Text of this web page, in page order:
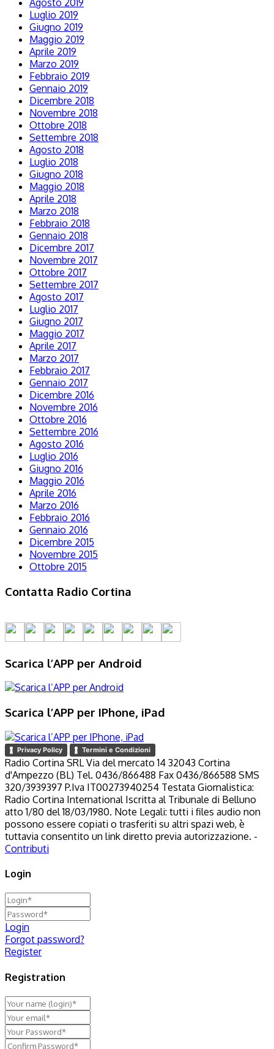
Agosto 2019
Luglio 2019
Giugno 2019
Maggio 2019
Aprile 2019
Marzo 2019
Febbraio 2019
Gennaio 2019
Dicembre 2018
Novembre 2018
Ottobre 2018
Settembre 2018
Agosto 2018
Luglio 2018
Giugno 2018
Maggio 2018
Aprile 2018
Marzo 2018
Febbraio 2018
Gennaio 2018
Dicembre 2017
Novembre 2017
Ottobre 2017
Settembre 2017
Agosto 2017
Luglio 2017
Giugno 2017
Maggio 2017
Aprile 2017
Marzo 2017
Febbraio 2017
Gennaio 2017
Dicembre 2016
Novembre 2016
Ottobre 2016
Settembre 2016
Agosto 2016
Luglio 2016
Giugno 2016
Maggio 2016
Aprile 2016
Marzo 2016
Febbraio 2016
Gennaio 2016
Dicembre 2015
Novembre 2015
Ottobre 2015
Contatta Radio Cortina
Scarica l’APP per Android
Scarica l’APP per IPhone, iPad
Privacy Policy Termini e Condizioni
Radio Cortina SRL Via del mercato 14 32043 Cortina
d'Ampezzo (BL) Tel. 0436/866488 Fax 0436/866588 SMS
320/3939397 P.Iva IT00273940254 Testata Giornalistica:
Radio Cortina International Iscritta al Tribunale di Belluno
atto 1/80 del 18/03/1980. Note Legali: tutti i files audio non
possono essere copiati o trasferiti su altri spazi web, è
tuttavia consentito un link diretto previa autorizzazione. -
Contributi
Login
Login
Forgot password?
Register
Registration